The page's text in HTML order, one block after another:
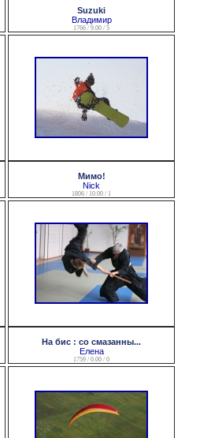
Suzuki
Владимир
1766 / 9.00 / 5
Мимо!
Nick
1806 / 10.00 / 1
На бис : со смазанны...
Елена
1759 / 0.00 / 0